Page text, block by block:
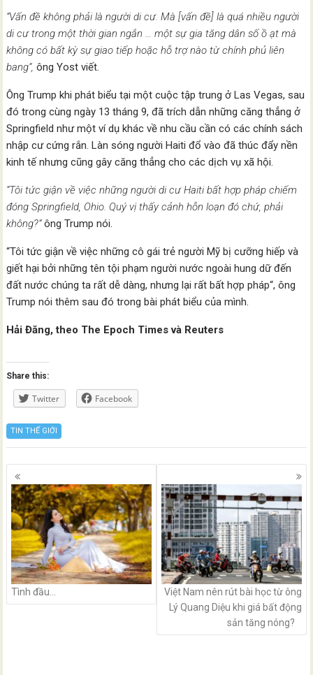
“Vấn đề không phải là người di cư. Mà [vấn đề] là quá nhiều người
di cư trong một thời gian ngắn … một sự gia tăng dân số ồ ạt mà
không có bất kỳ sự giao tiếp hoặc hỗ trợ nào từ chính phủ liên
bang“, ông Yost viết.
Ông Trump khi phát biểu tại một cuộc tập trung ở Las Vegas, sau
đó trong cùng ngày 13 tháng 9, đã trích dẫn những căng thẳng ở
Springfield như một ví dụ khác về nhu cầu cần có các chính sách
nhập cư cứng rắn. Làn sóng người Haiti đổ vào đã thúc đẩy nền
kinh tế nhưng cũng gây căng thẳng cho các dịch vụ xã hội.
“Tôi tức giận về việc những người di cư Haiti bất hợp pháp chiếm
đóng Springfield, Ohio. Quý vị thấy cảnh hỗn loạn đó chứ, phải
không?”ông Trump nói.
“Tôi tức giận về việc những cô gái trẻ người Mỹ bị cưỡng hiếp và
giết hại bởi những tên tội phạm người nước ngoài hung dữ đến
đất nước chúng ta rất dễ dàng, nhưng lại rất bất hợp pháp“, ông
Trump nói thêm sau đó trong bài phát biểu của mình.
Hải Đăng, theo The Epoch Times và Reuters
Share this:
Twitter Facebook
TIN THẾ GIỚI
Posts
navigation
Tình đầu…
Việt Nam nên rút bài học từ ông
Lý Quang Diệu khi giá bất động
sản tăng nóng?